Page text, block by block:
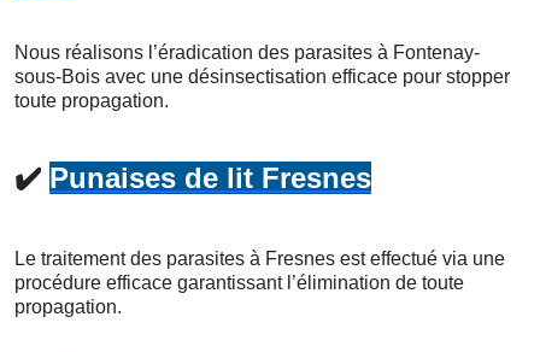
Nous réalisons l’éradication des parasites à Fontenay-
sous-Bois avec une désinsectisation efficace pour stopper
toute propagation.
✔️ Punaises de lit Fresnes
Le traitement des parasites à Fresnes est effectué via une
procédure efficace garantissant l’élimination de toute
propagation.